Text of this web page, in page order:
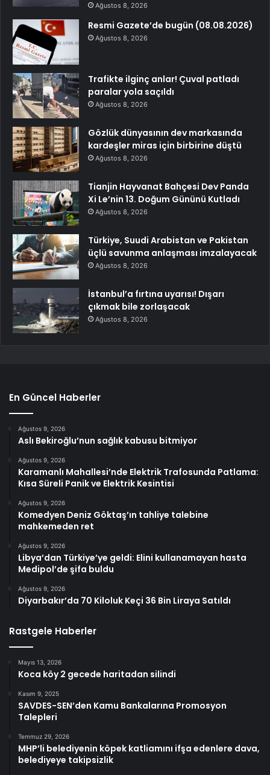
Ağustos 8, 2026
Resmi Gazete’de bugün (08.08.2026)
Ağustos 8, 2026
Trafikte ilginç anlar! Çuval patladı
paralar yola saçıldı
Ağustos 8, 2026
Gözlük dünyasının dev markasında
kardeşler miras için birbirine düştü
Ağustos 8, 2026
Tianjin Hayvanat Bahçesi Dev Panda
Xi Le’nin 13. Doğum Gününü Kutladı
Ağustos 8, 2026
Türkiye, Suudi Arabistan ve Pakistan
üçlü savunma anlaşması imzalayacak
Ağustos 8, 2026
İstanbul’a fırtına uyarısı! Dışarı
çıkmak bile zorlaşacak
Ağustos 8, 2026
En Güncel Haberler
Ağustos 9, 2026
Aslı Bekiroğlu’nun sağlık kabusu bitmiyor
Ağustos 9, 2026
Karamanlı Mahallesi’nde Elektrik Trafosunda Patlama:
Kısa Süreli Panik ve Elektrik Kesintisi
Ağustos 9, 2026
Komedyen Deniz Göktaş’ın tahliye talebine
mahkemeden ret
Ağustos 9, 2026
Libya’dan Türkiye’ye geldi: Elini kullanamayan hasta
Medipol’de şifa buldu
Ağustos 9, 2026
Diyarbakır’da 70 Kiloluk Keçi 36 Bin Liraya Satıldı
Rastgele Haberler
Mayıs 13, 2026
Koca köy 2 gecede haritadan silindi
Kasım 9, 2025
SAVDES-SEN’den Kamu Bankalarına Promosyon
Talepleri
Temmuz 29, 2026
MHP’li belediyenin köpek katliamını ifşa edenlere dava,
belediyeye takipsizlik